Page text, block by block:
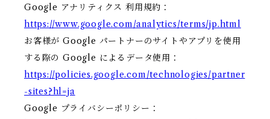
Google アナリティクス 利用規約：
https://www.google.com/analytics/terms/jp.html
お客様が Google パートナーのサイトやアプリを使用
する際の Google によるデータ使用：
https://policies.google.com/technologies/partner
-sites?hl=ja
Google プライバシーポリシー：